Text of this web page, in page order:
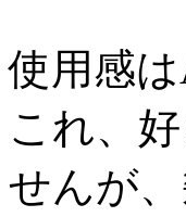
使用感
これ、
せんが